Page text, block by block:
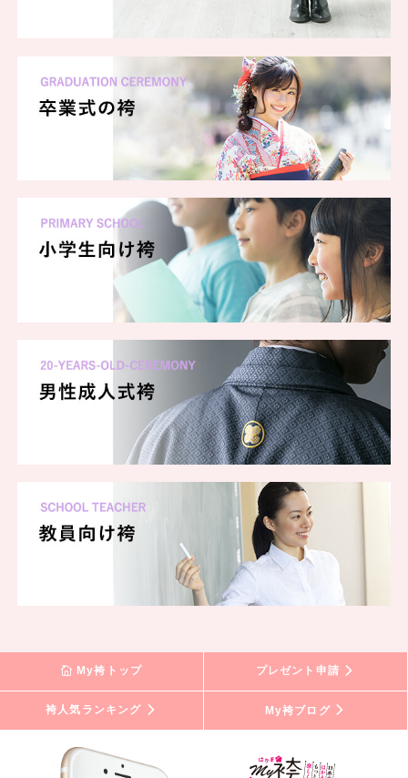
My袴トップ プレゼント申請
袴人気ランキング My袴ブログ